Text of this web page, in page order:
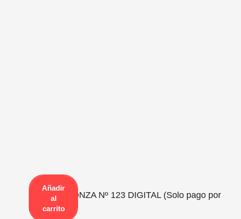
Añadir
al
carrito
Revista PEONZA Nº 123 DIGITAL (Solo pago por
PayPal)